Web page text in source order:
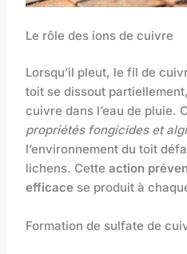
Le rôle des ions de cuivre
Lorsqu’il pleut, le fil de
toit se dissout
cuivre dans l’eau de pluie.
propriétés fongicides et
l’environnement du toit
lichens. Cetteaction
efficace se produit à
Formation de sulfate de